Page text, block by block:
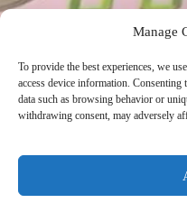
Manage
To provide the best experiences, we
access device information.
data such as browsing behavior or
withdrawing consent, may adversely
Breakdown & Analysis
Marvel Mod
May 8,